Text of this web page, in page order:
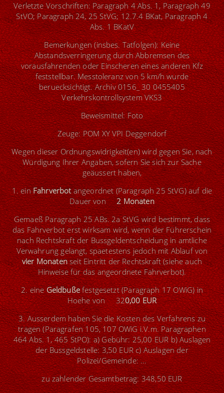
Verletzte Vorschriften: Paragraph 4 Abs. 1, Paragraph 49
StVO; Paragraph 24, 25 StVG; 12.7.4 BKat, Paragraph 4
Abs. 1 BKatV
Bemerkungen (insbes. Tatfolgen): Keine
Abstandsverringerung durch Abbremsen des
vorausfahrenden oder Einscheren eines anderen Kfz
feststellbar. Messtoleranz von 5 km/h wurde
beruecksichtigt. Archiv 0156_ 30 0455405
Verkehrskontrollsystem VKS3
Beweismittel: Foto
Zeuge: POM XY VPI Deggendorf
Wegen dieser Ordnungswidrigkeit(en) wird gegen Sie, nach
Würdigung Ihrer Angaben, sofern Sie sich zur Sache
geäussert haben,
1. einFahrverbotangeordnet (Paragraph 25 StVG) auf die
Dauer von2 Monaten
Gemaeß Paragraph 25 ABs. 2a StVG wird bestimmt, dass
das Fahrverbot erst wirksam wird, wenn der Führerschein
nach Rechtskraft der Bussgeldentscheidung in amtliche
Verwahrung gelangt, spaetestens jedoch mit Ablauf von
vier Monatenseit Eintritt der Rechtskraft (siehe auch
Hinweise für das angeordnete Fahrverbot).
2. eineGeldbußefestgesetzt (Paragraph 17 OWiG) in
Hoehe von 320,00 EUR
3. Ausserdem haben Sie die Kosten des Verfahrens zu
tragen (Paragrafen 105, 107 OWiG i.V.m. Paragraphen
464 Abs. 1, 465 StPO): a) Gebühr: 25,00 EUR b) Auslagen
der Bussgeldstelle: 3,50 EUR c) Auslagen der
Polizei/Gemeinde: ...
zu zahlender Gesamtbetrag: 348,50 EUR